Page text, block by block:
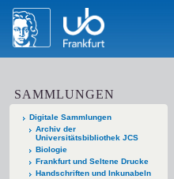
SAMMLUNGEN
Digitale Sammlungen
Archiv der
Universitätsbibliothek JCS
Biologie
Frankfurt und Seltene Drucke
Handschriften und Inkunabeln